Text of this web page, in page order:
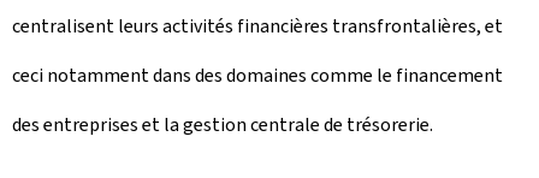
centralisent leurs activités financières transfrontalières, et
ceci notamment dans des domaines comme le financement
des entreprises et la gestion centrale de trésorerie.